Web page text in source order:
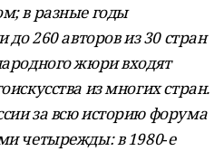
в разные годы
до 260 авторов из 30 стран
жюри входят
из многих стран.
за всю историю форума
четырежды: в 1980‑е